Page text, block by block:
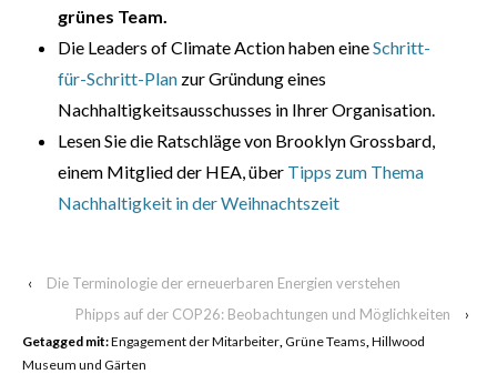
grünes Team.
Die Leaders of Climate Action haben eineSchritt-
für-Schritt-Plan zur Gründung eines
Nachhaltigkeitsausschusses in Ihrer Organisation.
Lesen Sie die Ratschläge von Brooklyn Grossbard,
einem Mitglied der HEA, über Tipps zum Thema
Nachhaltigkeit in der Weihnachtszeit
‹
Die Terminologie der erneuerbaren Energien verstehen
Phipps auf der COP26: Beobachtungen und Möglichkeiten
›
Getagged mit:Engagement der Mitarbeiter Grüne Teams Hillwood
Museum und Gärten